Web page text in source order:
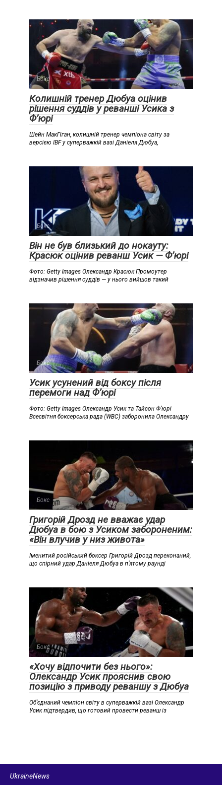
Бокс
Колишній тренер Дюбуа оцінив
рішення суддів у реванші Усика з
Ф’юрі
Шейн МакГіган, колишній тренер чемпіона світу за
версією IBF у суперважкій вазі Даніеля Дюбуа,
Бокс
Він не був близький до нокауту:
Красюк оцінив реванш Усик — Ф’юрі
Фото: Getty Images Олександр Красюк Промоутер
відзначив рішення суддів — у нього вийшов такий
Бокс
Усик усунений від боксу після
перемоги над Ф’юрі
Фото: Getty Images Олександр Усик та Тайсон Ф’юрі
Всесвітня боксерська рада (WBC) заборонила Олександру
Бокс
Григорій Дрозд не вважає удар
Дюбуа в бою з Усиком забороненим:
«Він влучив у низ живота»
Іменитий російський боксер Григорій Дрозд переконаний,
що спірний удар Даніеля Дюбуа в п’ятому раунді
Бокс
«Хочу відпочити без нього»:
Олександр Усик прояснив свою
позицію з приводу реваншу з Дюбуа
Об’єднаний чемпіон світу в суперважкій вазі Олександр
Усик підтвердив, що готовий провести реванш із
UkraineNews